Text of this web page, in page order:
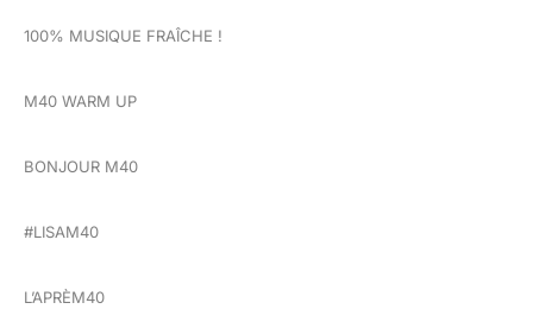
100% MUSIQUE FRAÎCHE !
M40 WARM UP
BONJOUR M40
#LISAM40
L’APRÈM40